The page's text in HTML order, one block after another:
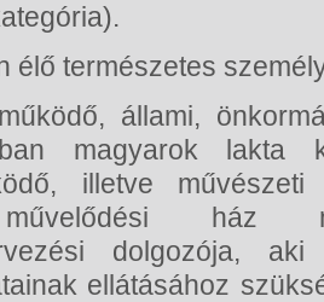
élő természetes
állami,
magyarok lakta
illetve
ház
dolgozója,
ellátásához